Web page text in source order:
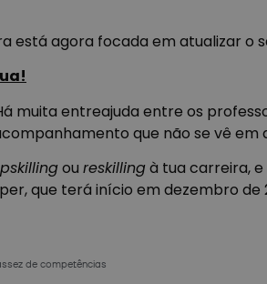
está agora focada em atualizar
muita entreajuda entre os
que não se vê em
ou reskillingà tua carreira,
que terá início em dezembro
de competências